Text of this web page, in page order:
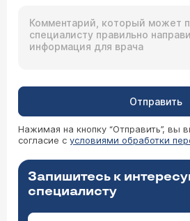
Отправить
Нажимая на кнопку “Отправить”, вы
согласие с условиями обработки
Запишитесь к
специалисту